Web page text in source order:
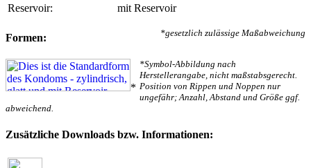
Reservoir:
mit Reservoir
*gesetzlich zulässige Maßabweichung
Formen:
*
*Symbol-Abbildung nach
Herstellerangabe, nicht maßstabsgerecht.
Position von Rippen und Noppen nur
ungefähr; Anzahl, Abstand und Größe ggf.
abweichend.
Zusätzliche Downloads bzw. Informationen: